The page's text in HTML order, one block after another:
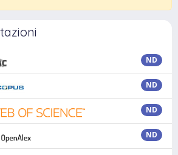
ND
ND
ND
ND